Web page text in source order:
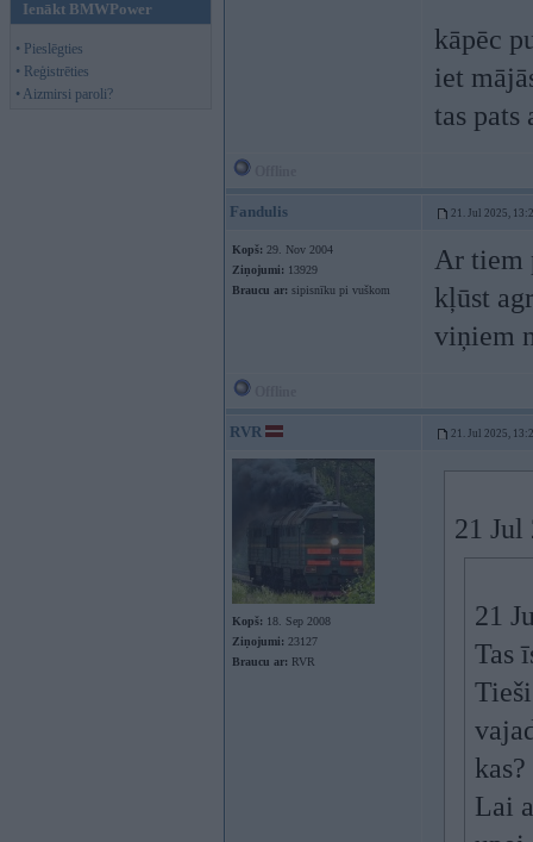
Ienākt BMWPower
• Pieslēgties
• Reģistrēties
• Aizmirsi paroli?
kāpēc
iet
tas pats
Fandulis 21. Jul 2025,
Kopš: 29. Nov 2004
Ziņojumi: 13929
Braucu ar: sipisnīku pi vuškom
Ar tiem
kļūst
viņiem
RVR 21. Jul 2025,
Kopš: 18. Sep 2008
Ziņojumi: 23127
Braucu ar: RVR
21
21
Tas
kas?
Lai